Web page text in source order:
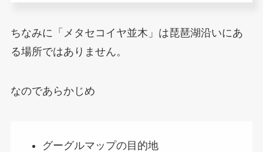
ちなみに「メタセコイヤ並木」は琵琶湖沿いにあ
る場所ではありません。
なのであらかじめ
グーグルマップの目的地